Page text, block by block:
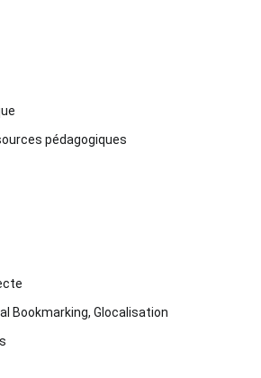
pédagogiques
Bookmarking, Glocalisation